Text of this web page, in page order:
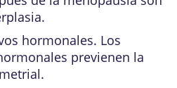
hormonales. Los
previenen la